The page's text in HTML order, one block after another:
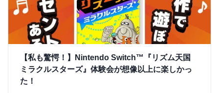
【私も驚愕！】Nintendo Switch™『リズム天国
ミラクルスターズ』体験会が想像以上に楽しかっ
た！